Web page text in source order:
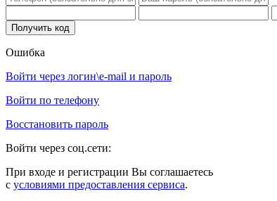
Ошибка
Войти через логин\e-mail и пароль
Войти по телефону
Восстановить пароль
Войти через соц.сети:
При входе и регистрации Вы соглашаетесь
с условиями предоставления сервиса.